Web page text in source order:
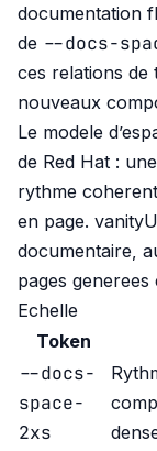
documentation
de --docs-
ces relations de
nouveaux
Le modele
de Red Hat :
rythme
en page.
documentaire,
pages generees
Echelle
Token
--docs-
space-
2xs